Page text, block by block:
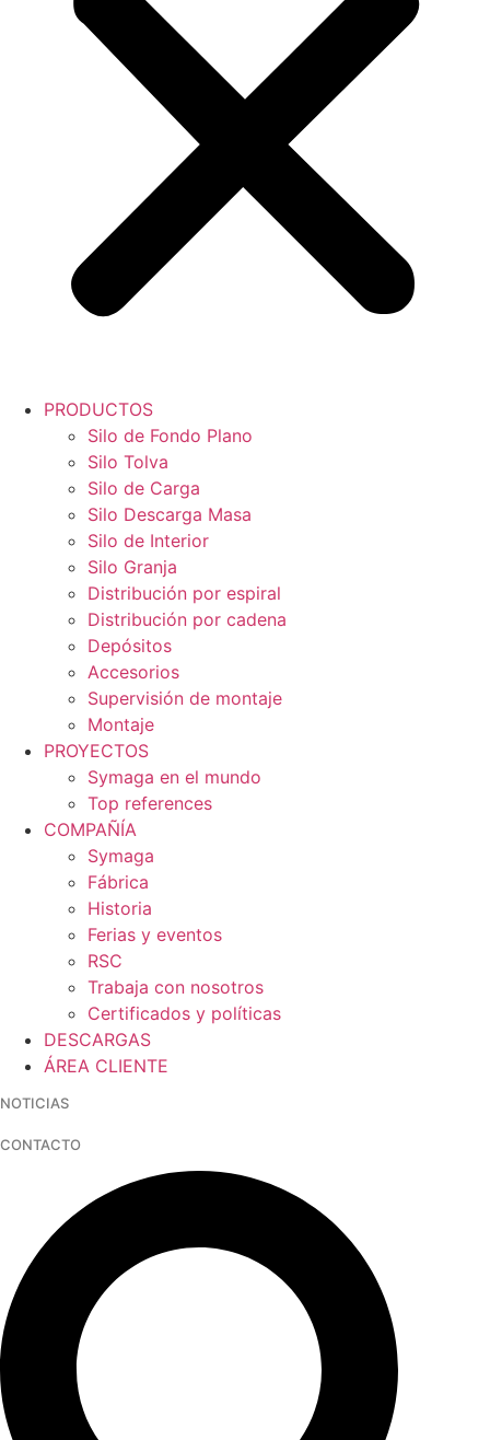
PRODUCTOS
Silo de Fondo Plano
Silo Tolva
Silo de Carga
Silo Descarga Masa
Silo de Interior
Silo Granja
Distribución por espiral
Distribución por cadena
Depósitos
Accesorios
Supervisión de montaje
Montaje
PROYECTOS
Symaga en el mundo
Top references
COMPAÑÍA
Symaga
Fábrica
Historia
Ferias y eventos
RSC
Trabaja con nosotros
Certificados y políticas
DESCARGAS
ÁREA CLIENTE
NOTICIAS
CONTACTO